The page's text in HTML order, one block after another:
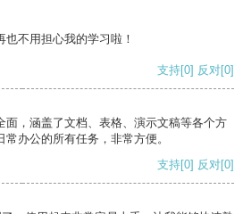
不用担心我的学习啦！
支持[0] 反对[0]
面，涵盖了文档、表格、演示文稿等各个方
办公的所有任务，非常方便。
支持[0] 反对[0]